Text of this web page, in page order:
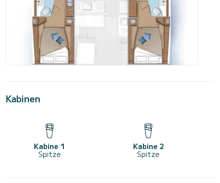
Kabinen
Kabine 1
Spitze
Kabine 2
Spitze